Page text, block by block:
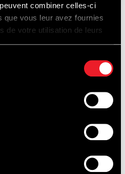
combiner celles-ci
que vous leur avez fournies
de votre utilisation de leurs
ZU